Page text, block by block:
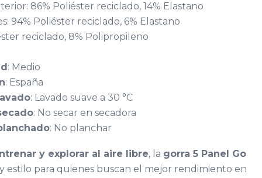
86% Poliéster reciclado, 14% Elastano
94% Poliéster reciclado, 6% Elastano
reciclado, 8% Polipropileno
: Medio
: España
: Lavado suave a 30 °C
: No secar en secadora
: No planchar
y explorar al aire libre, la gorra 5 Panel Go
estilo para quienes buscan el mejor rendimiento en